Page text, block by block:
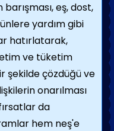
eş, dost,
yardım gibi
hatırlatarak,
ve tüketim
şekilde çözdüğü ve
onarılması
da
hem neş'e